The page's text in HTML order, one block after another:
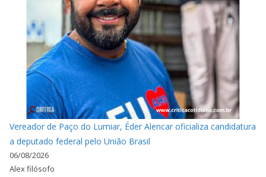
Vereador de Paço do Lumiar, Éder Alencar oficializa candidatura
a deputado federal pelo União Brasil
06/08/2026
Alex filósofo